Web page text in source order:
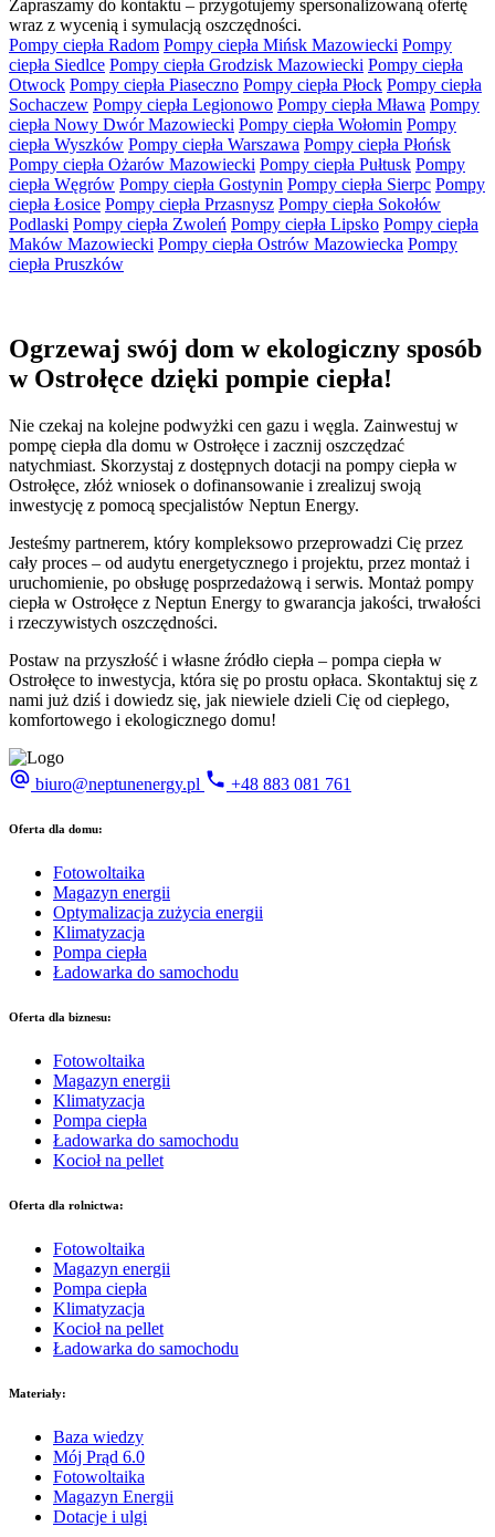
Zapraszamy do kontaktu – przygotujemy spersonalizowaną ofertę
wraz z wycenią i symulacją oszczędności.
Pompy ciepła Radom Pompy ciepła Mińsk Mazowiecki Pompy
ciepła Siedlce Pompy ciepła Grodzisk Mazowiecki Pompy ciepła
Otwock Pompy ciepła Piaseczno Pompy ciepła Płock Pompy ciepła
Sochaczew Pompy ciepła Legionowo Pompy ciepła Mława Pompy
ciepła Nowy Dwór Mazowiecki Pompy ciepła Wołomin Pompy
ciepła Wyszków Pompy ciepła Warszawa Pompy ciepła Płońsk
Pompy ciepła Ożarów Mazowiecki Pompy ciepła Pułtusk Pompy
ciepła Węgrów Pompy ciepła Gostynin Pompy ciepła Sierpc Pompy
ciepła Łosice Pompy ciepła Przasnysz Pompy ciepła Sokołów
Podlaski Pompy ciepła Zwoleń Pompy ciepła Lipsko Pompy ciepła
Maków Mazowiecki Pompy ciepła Ostrów Mazowiecka Pompy
ciepła Pruszków
Ogrzewaj swój dom w ekologiczny sposób
w Ostrołęce dzięki pompie ciepła!
Nie czekaj na kolejne podwyżki cen gazu i węgla. Zainwestuj w
pompę ciepła dla domu w Ostrołęce i zacznij oszczędzać
natychmiast. Skorzystaj z dostępnych dotacji na pompy ciepła w
Ostrołęce, złóż wniosek o dofinansowanie i zrealizuj swoją
inwestycję z pomocą specjalistów Neptun Energy.
Jesteśmy partnerem, który kompleksowo przeprowadzi Cię przez
cały proces – od audytu energetycznego i projektu, przez montaż i
uruchomienie, po obsługę posprzedażową i serwis. Montaż pompy
ciepła w Ostrołęce z Neptun Energy to gwarancja jakości, trwałości
i rzeczywistych oszczędności.
Postaw na przyszłość i własne źródło ciepła – pompa ciepła w
Ostrołęce to inwestycja, która się po prostu opłaca. Skontaktuj się z
nami już dziś i dowiedz się, jak niewiele dzieli Cię od ciepłego,
komfortowego i ekologicznego domu!
biuro@neptunenergy.pl +48 883 081 761
Oferta dla domu:
Fotowoltaika
Magazyn energii
Optymalizacja zużycia energii
Klimatyzacja
Pompa ciepła
Ładowarka do samochodu
Oferta dla biznesu:
Fotowoltaika
Magazyn energii
Klimatyzacja
Pompa ciepła
Ładowarka do samochodu
Kocioł na pellet
Oferta dla rolnictwa:
Fotowoltaika
Magazyn energii
Pompa ciepła
Klimatyzacja
Kocioł na pellet
Ładowarka do samochodu
Materiały:
Baza wiedzy
Mój Prąd 6.0
Fotowoltaika
Magazyn Energii
Dotacje i ulgi